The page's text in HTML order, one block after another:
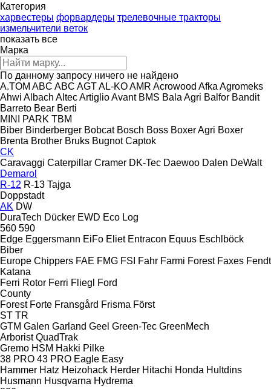
Категория
харвестеры форвардеры трелевочные тракторы
измельчители веток
показать все
Марка
По данному запросу ничего не найдено
A.TOM ABC ABC AGTAL-KOAMR Acrowood Afka Agromeks
Ahwi Albach AltecArtiglioAvant BMS Bala Agri Balfor Bandit
Barreto Bear Berti
MINI
PARK TBM
Biber Binderberger Bobcat Bosch Boss Boxer Agri Boxer
Brenta Brother Bruks Bugnot Captok
CK
Caravaggi Caterpillar Cramer DK-Tec Daewoo Dalen DeWalt
Demarol
R-12 R-13 Tajga
Doppstadt
AK DW
DuraTech Dücker EWD Eco Log
560 590
Edge Eggersmann EiFo Eliet Entracon Equus Eschlböck
Biber
Europe Chippers FAE FMG FSI Fahr Farmi Forest Faxes Fendt
Katana
Ferri Rotor Ferri Fliegl
Ford
County
Forest Forte Fransgård Frisma Först
ST TR
GTM Galen Garland Geel Green-Tec GreenMech
Arborist QuadTrak
Gremo HSM Hakki Pilke
38 PRO 43 PRO Eagle Easy
Hammer Hatz Heizohack Herder Hitachi Honda Hultdins
Husmann Husqvarna Hydrema